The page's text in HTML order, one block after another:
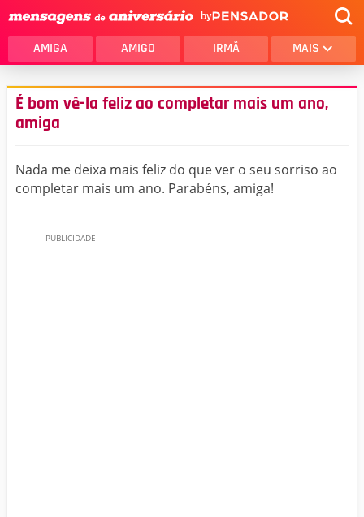
by
AMIGA AMIGO IRMÃ MAIS
É bom vê-la feliz ao completar mais um ano,
amiga
Nada me deixa mais feliz do que ver o seu sorriso ao
completar mais um ano. Parabéns, amiga!